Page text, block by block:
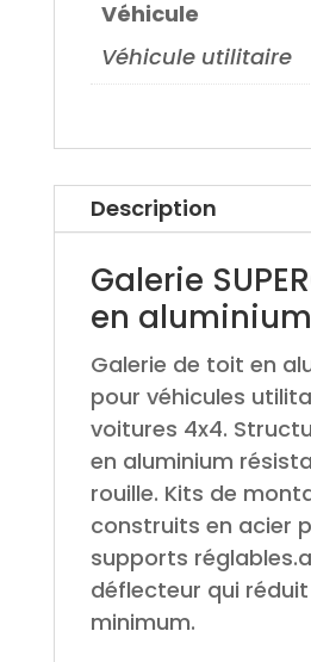
Véhicule
Véhicule utilitaire
Description
Galerie
en aluminium
Galerie de toit en
pour véhicules
voitures 4x4.
en aluminium
rouille. Kits de
construits en acier
supports
déflecteur qui
minimum.